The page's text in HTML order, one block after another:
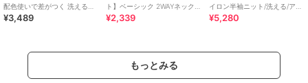
配色使いで差がつく 洗える五
分袖ニット
¥3,489
ト】ベーシック 2WAYネック5
分袖ニット
¥2,339
イロン半袖ニット/洗える/アン
サンブル対応/WEB限定サイズ
¥5,280
もっとみる